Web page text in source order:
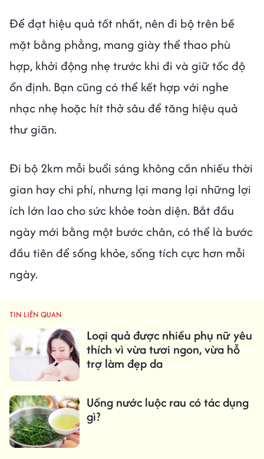
Để đạt hiệu quả tốt nhất, nên đi bộ trên bề
mặt bằng phẳng, mang giày thể thao phù
hợp, khởi động nhẹ trước khi đi và giữ tốc độ
ổn định. Bạn cũng có thể kết hợp với nghe
nhạc nhẹ hoặc hít thở sâu để tăng hiệu quả
thư giãn.
Đi bộ 2km mỗi buổi sáng không cần nhiều thời
gian hay chi phí, nhưng lại mang lại những lợi
ích lớn lao cho sức khỏe toàn diện. Bắt đầu
ngày mới bằng một bước chân, có thể là bước
đầu tiên để sống khỏe, sống tích cực hơn mỗi
ngày.
TIN LIÊN QUAN
Loại quả được nhiều phụ nữ yêu
thích vì vừa tươi ngon, vừa hỗ
trợ làm đẹp da
Uống nước luộc rau có tác dụng
gì?